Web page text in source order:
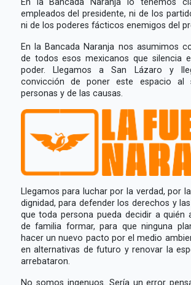
empleados del presidente, ni de los
ni de los poderes fácticos enemigos del
En la Bancada Naranja nos asumimos
de todos esos mexicanos que silencia
poder. Llegamos a San Lázaro y
convicción de poner este espacio al
personas y de las causas.
Llegamos para luchar por la verdad, por
dignidad, para defender los derechos y
que toda persona pueda decidir a quién
de familia formar, para que ninguna
hacer un nuevo pacto por el medio
en alternativas de futuro y renovar la
arrebataron.
No somos ingenuos. Sería un error